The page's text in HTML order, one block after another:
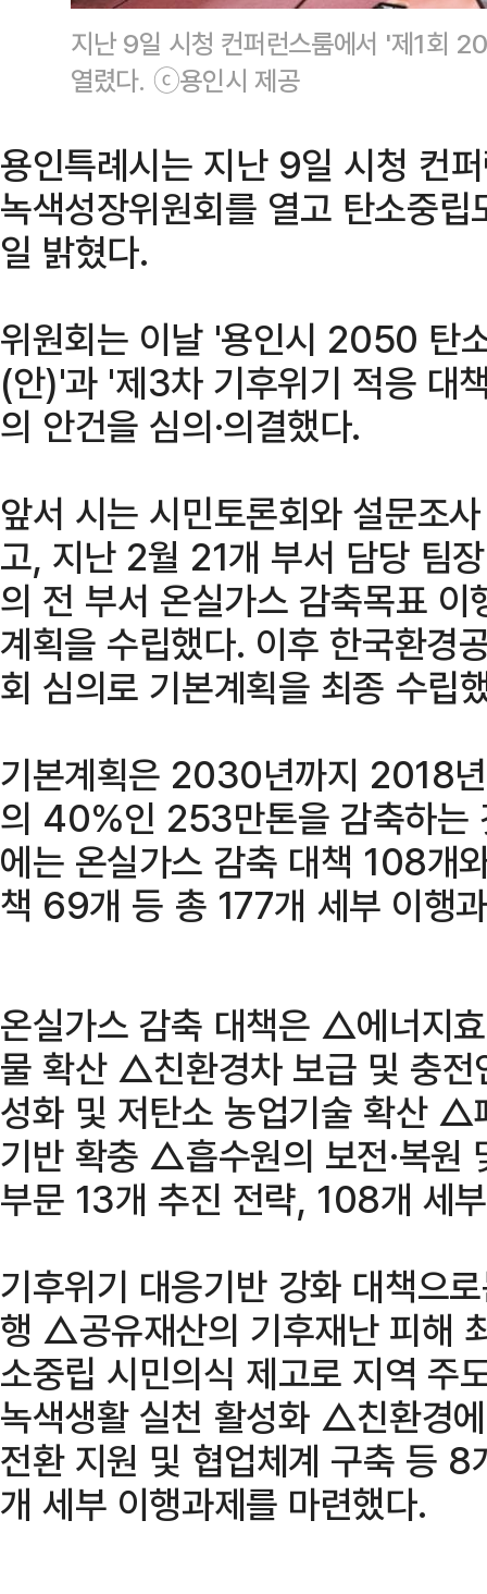
지난 9일 시청 컨퍼런스룸에서 '제1회
열렸다. ⓒ용인시 제공
용인특례시는 지난 9일 시청 컨
녹색성장위원회를 열고 탄소중
일 밝혔다.
위원회는 이날 '용인시 2050 탄
(안)'과 '제3차 기후위기 적응 대
의 안건을 심의·의결했다.
앞서 시는 시민토론회와 설문조
고, 지난 2월 21개 부서 담당 팀
의 전 부서 온실가스 감축목표
계획을 수립했다. 이후 한국환경
회 심의로 기본계획을 최종 수립
기본계획은 2030년까지 2018
의 40%인 253만톤을 감축하는
에는 온실가스 감축 대책 108개
책 69개 등 총 177개 세부 이행
온실가스 감축 대책은 △에너지
물 확산 △친환경차 보급 및 충
성화 및 저탄소 농업기술 확산 △
기반 확충 △흡수원의 보전·복원
부문 13개 추진 전략, 108개 세
기후위기 대응기반 강화 대책으
행 △공유재산의 기후재난 피해
소중립 시민의식 제고로 지역
녹색생활 실천 활성화 △친환경
전환 지원 및 협업체계 구축 등
개 세부 이행과제를 마련했다.